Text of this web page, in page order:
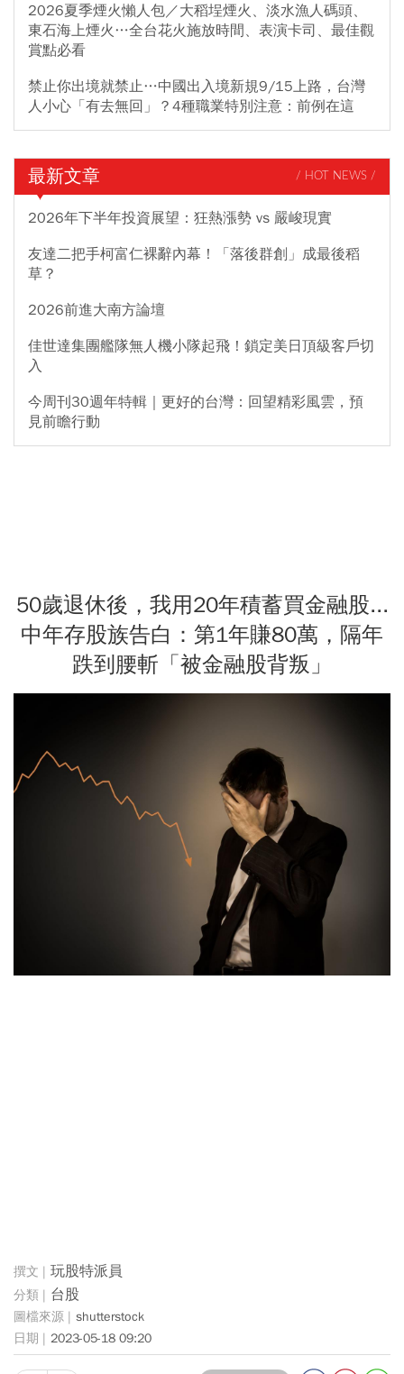
2026夏季煙火懶人包／大稻埕煙火、淡水漁人碼頭、
東石海上煙火…全台花火施放時間、表演卡司、最佳觀
賞點必看
禁止你出境就禁止…中國出入境新規9/15上路，台灣
人小心「有去無回」？4種職業特別注意：前例在這
最新文章 / HOT NEWS /
2026年下半年投資展望：狂熱漲勢 vs 嚴峻現實
友達二把手柯富仁裸辭內幕！「落後群創」成最後稻
草？
2026前進大南方論壇
佳世達集團艦隊無人機小隊起飛！鎖定美日頂級客戶切
入
今周刊30週年特輯｜更好的台灣：回望精彩風雲，預
見前瞻行動
50歲退休後，我用20年積蓄買金融股...
中年存股族告白：第1年賺80萬，隔年
跌到腰斬「被金融股背叛」
玩股特派員
台股
shutterstock
2023-05-18 09:20